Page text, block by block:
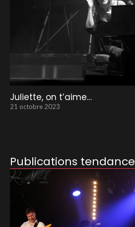
Juliette, on t’aime…
21 octobre 2023
Publications tendance